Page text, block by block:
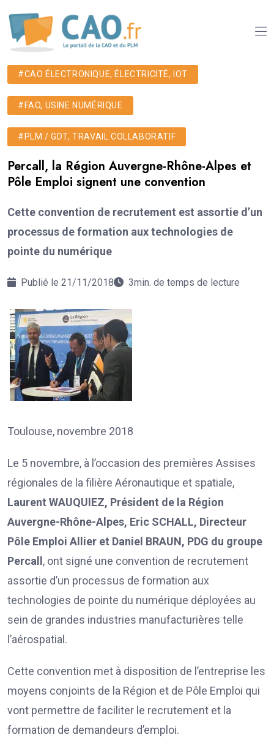
#CAO ÉLECTRONIQUE, ÉLECTRICITÉ, IOT
#FAO, USINE NUMÉRIQUE
#PLM / GDT, TRAVAIL COLLABORATIF
Percall, la Région Auvergne-Rhône-Alpes et
Pôle Emploi signent une convention
Cette convention de recrutement est assortie d’un
processus de formation aux technologies de
pointe du numérique
Publié le 21/11/2018 3min. de temps de lecture
Toulouse, novembre 2018
Le 5 novembre, à l’occasion des premières Assises
régionales de la filière Aéronautique et spatiale,
Laurent WAUQUIEZ, Président de la Région
Auvergne-Rhône-Alpes, Eric SCHALL, Directeur
Pôle Emploi Allier et Daniel BRAUN, PDG du groupe
Percall, ont signé une convention de recrutement
assortie d’un processus de formation aux
technologies de pointe du numérique déployées au
sein de grandes industries manufacturières telle
l’aérospatial.
Cette convention met à disposition de l’entreprise les
moyens conjoints de la Région et de Pôle Emploi qui
vont permettre de faciliter le recrutement et la
formation de demandeurs d’emploi.